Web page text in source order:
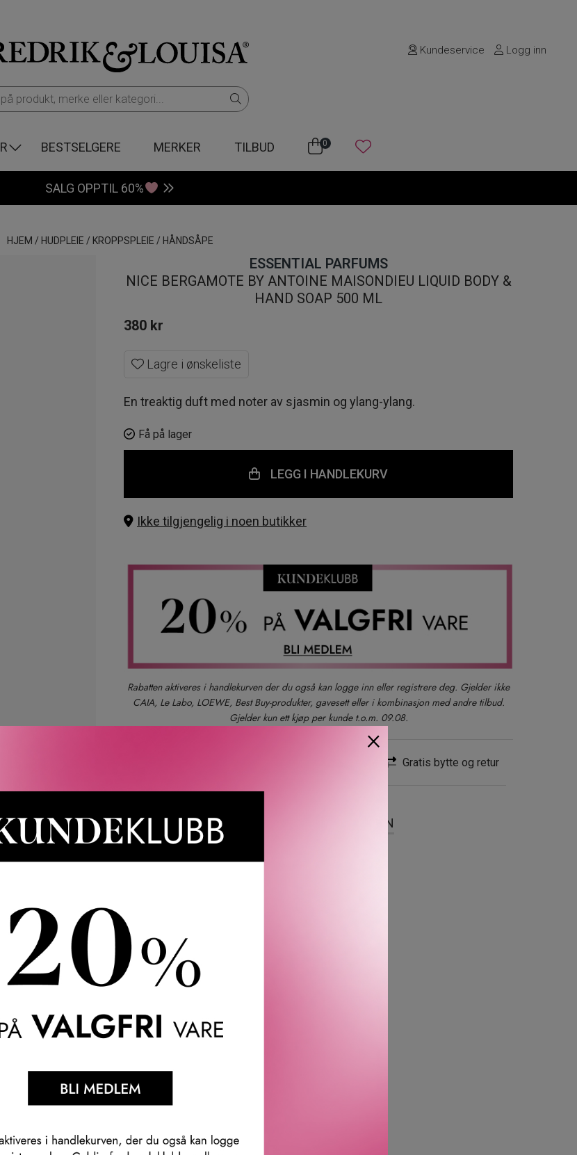
Kundeservice Logg inn
BESTSELGERE MERKER TILBUD 0
SALG OPPTIL 60%
HJEM / HUDPLEIE / KROPPSPLEIE / HÅNDSÅPE
ESSENTIAL PARFUMS
NICE BERGAMOTE BY ANTOINE MAISONDIEU LIQUID BODY &
HAND SOAP 500 ML
380 kr
Lagre i ønskeliste
En treaktig duft med noter av sjasmin og ylang-ylang.
Få på lager
LEGG I HANDLEKURV
Ikke tilgjengelig i noen butikker
Rabatten aktiveres i handlekurven der du også kan logge inn eller registrere deg. Gjelder ikke
CAIA, Le Labo, LOEWE, Best Buy-produkter, gavesett eller i kombinasjon med andre tilbud.
Gjelder kun ett kjøp per kunde t.o.m. 09.08.
Gratis bytte og retur
& SVAR SLIK GJØR DU INGREDIENSER OM MERKEVAREN
By Antoine Maisondieu Liquid Body & Hand Soap.
tilgjengelig for alle – uten unødvendig fiksfakseri. De setter duften
pris. Med røtter i Frankrike gir de verdens beste parfymører frihet til å
parfymørene virkelig trer frem som de sanne kunstnerne bak hver duft.
og kommer fra en familie med dype røtter i parfymebransjen, men han hadde
en gang. Han ble først fascinert av det etter flere års studier i jus og
så mye å elske med parfyme: kreativitet, poesi og eleganse.» Hans tilnærming
Gucci, Montblanc, Valentino og Acqua di Parma.
×